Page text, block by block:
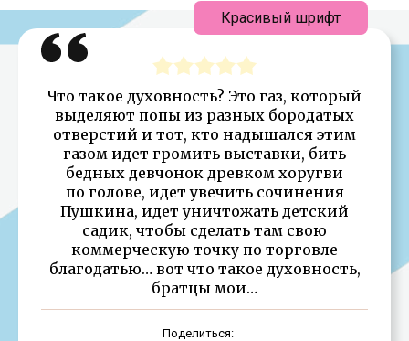
Что такое духовность? Это газ, который
выделяют попы из разных бородатых
отверстий и тот, кто надышался этим
газом идет громить выставки, бить
бедных девчонок древком хоругви
по голове, идет увечить сочинения
Пушкина, идет уничтожать детский
садик, чтобы сделать там свою
коммерческую точку по торговле
благодатью… вот что такое духовность,
братцы мои…
Поделиться:
Красивый шрифт